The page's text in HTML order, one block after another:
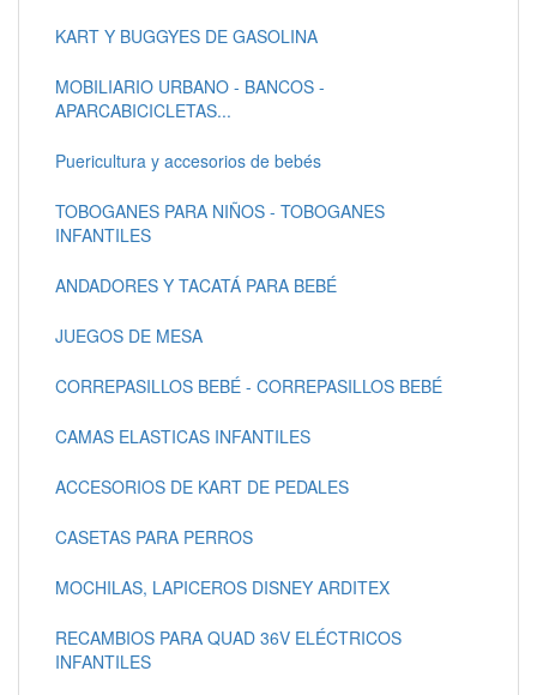
KART Y BUGGYES DE GASOLINA
MOBILIARIO URBANO - BANCOS -
APARCABICICLETAS...
Puericultura y accesorios de bebés
TOBOGANES PARA NIÑOS - TOBOGANES
INFANTILES
ANDADORES Y TACATÁ PARA BEBÉ
JUEGOS DE MESA
CORREPASILLOS BEBÉ - CORREPASILLOS BEBÉ
CAMAS ELASTICAS INFANTILES
ACCESORIOS DE KART DE PEDALES
CASETAS PARA PERROS
MOCHILAS, LAPICEROS DISNEY ARDITEX
RECAMBIOS PARA QUAD 36V ELÉCTRICOS
INFANTILES